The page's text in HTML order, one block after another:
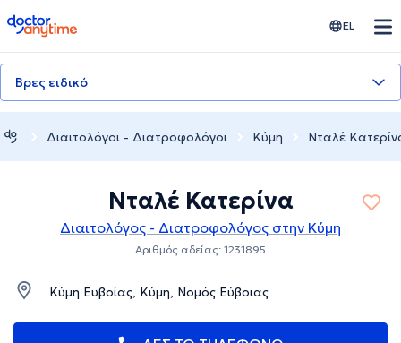
doctoranytime EL
Βρες ειδικό
Διαιτολόγοι - Διατροφολόγοι Κύμη Νταλέ
Νταλέ Κατερίνα
Διαιτολόγος - Διατροφολόγος στην Κύμη
Αριθμός αδείας: 1231895
Κύμη Ευβοίας, Κύμη, Νομός Εύβοιας